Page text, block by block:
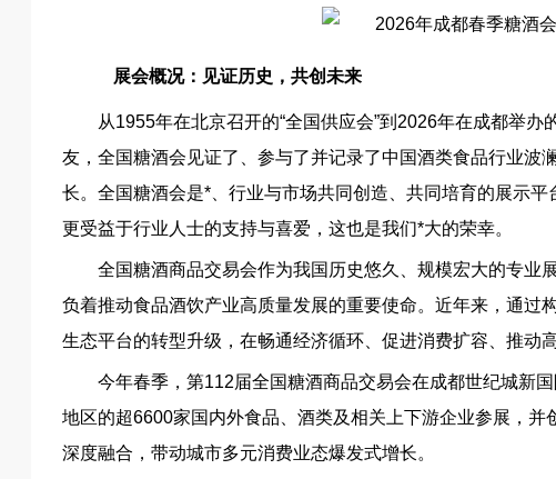
展会概况：见证历史，共创未来
从1955年在北京召开的“全国供应会”到2026年在成都举
友，全国糖酒会见证了、参与了并记录了中国酒类食品行业
长。全国糖酒会是*、行业与市场共同创造、共同培育的展示
更受益于行业人士的支持与喜爱，这也是我们*大的荣幸。
全国糖酒商品交易会作为我国历史悠久、规模宏大的专业
负着推动食品酒饮产业高质量发展的重要使命。近年来，通过
生态平台的转型升级，在畅通经济循环、促进消费扩容、推动
今年春季，第112届全国糖酒商品交易会在成都世纪城新
地区的超6600家国内外食品、酒类及相关上下游企业参展，
深度融合，带动城市多元消费业态爆发式增长。